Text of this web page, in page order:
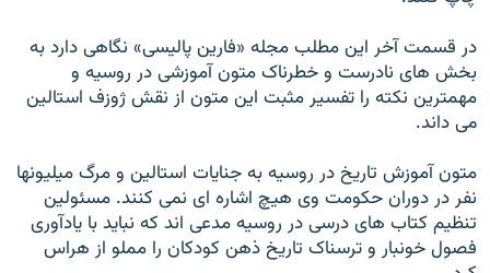
در قسمت آخر این مطلب مجله «فارین پالیسی» نگاهی دارد به
بخش های نادرست و خطرناک متون آموزشی در روسیه و
مهمترین نکته را تفسیر مثبت این متون از نقش ژوزف استالین
می داند.
متون آموزش تاریخ در روسیه به جنایات استالین و مرگ میلیونها
نفر در دوران حکومت وی هیچ اشاره ای نمی کنند. مسئولین
تنظیم کتاب های درسی در روسیه مدعی اند که نباید با یادآوری
فصول خونبار و ترسناک تاریخ ذهن کودکان را مملو از هراس